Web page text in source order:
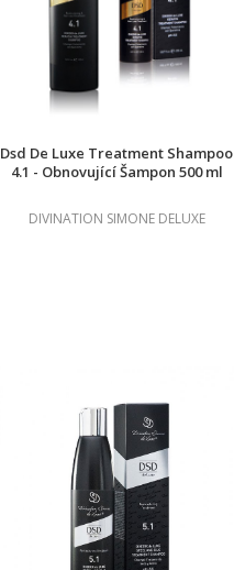
Dsd De Luxe Treatment Shampoo
4.1 - Obnovující Šampon 500 ml
DIVINATION SIMONE DELUXE